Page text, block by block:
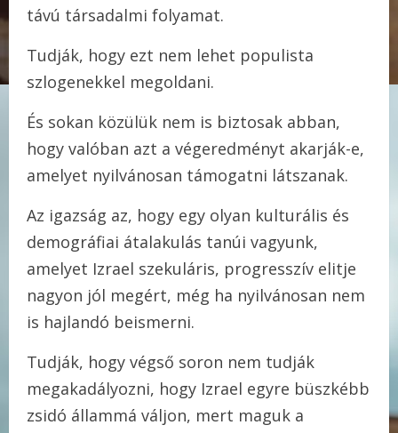
távú társadalmi folyamat.
Tudják, hogy ezt nem lehet populista
szlogenekkel megoldani.
És sokan közülük nem is biztosak abban,
hogy valóban azt a végeredményt akarják-e,
amelyet nyilvánosan támogatni látszanak.
Az igazság az, hogy egy olyan kulturális és
demográfiai átalakulás tanúi vagyunk,
amelyet Izrael szekuláris, progresszív elitje
nagyon jól megért, még ha nyilvánosan nem
is hajlandó beismerni.
Tudják, hogy végső soron nem tudják
megakadályozni, hogy Izrael egyre büszkébb
zsidó állammá váljon, mert maguk a